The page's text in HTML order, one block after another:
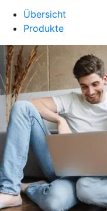
Übersicht
Produkte